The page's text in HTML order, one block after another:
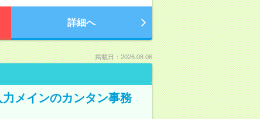
詳細へ
掲載日：2026.08.06
メインのカンタン事務